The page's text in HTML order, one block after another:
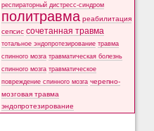
респираторный дистресс-синдром
политравма реабилитация
сепсис сочетанная травма
тотальное эндопротезирование травма
спинного мозга травматическая болезнь
спинного мозга травматическое
повреждение спинного мозга черепно-
мозговая травма
эндопротезирование